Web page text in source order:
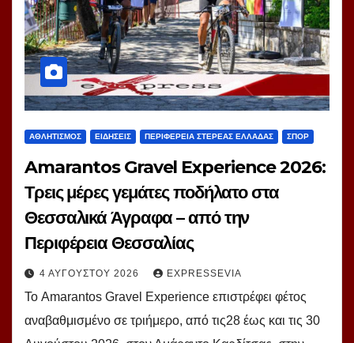
ΑΘΛΗΤΙΣΜΟΣ ΕΙΔΗΣΕΙΣ ΠΕΡΙΦΕΡΕΙΑ ΣΤΕΡΕΑΣ ΕΛΛΑΔΑΣ ΣΠΟΡ
Amarantos Gravel Experience 2026:
Τρεις μέρες γεμάτες ποδήλατο στα
Θεσσαλικά Άγραφα – από την
Περιφέρεια Θεσσαλίας
4 ΑΥΓΟΎΣΤΟΥ 2026 EXPRESSEVIA
Το Amarantos Gravel Experience επιστρέφει φέτος
αναβαθμισμένο σε τριήμερο, από τις28 έως και τις 30